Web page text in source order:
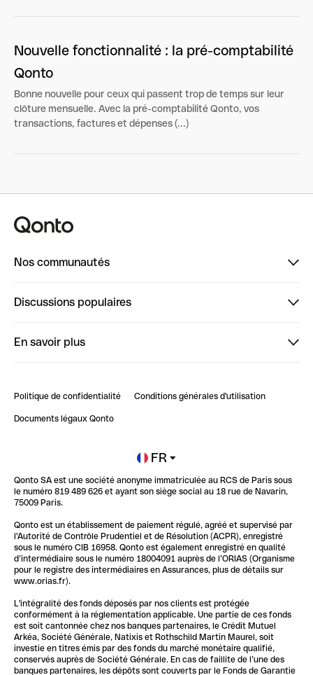
Nouvelle fonctionnalité : la pré-comptabilité
Qonto
Bonne nouvelle pour ceux qui passent trop de temps sur leur
clôture mensuelle. Avec la pré-comptabilité Qonto, vos
transactions, factures et dépenses (...)
Nos communautés
ClubQonto
Discussions populaires
Impact de l'IA sur les carrières/productivité
En savoir plus
Blog
Newsroom
Glossaire finance
Politique de confidentialité Conditions générales d'utilisation
Documents légaux Qonto
FR
Qonto SA est une société anonyme immatriculée au RCS de Paris sous
le numéro 819 489 626 et ayant son siège social au 18 rue de Navarin,
75009 Paris.
Qonto est un établissement de paiement régulé, agréé et supervisé par
l'Autorité de Contrôle Prudentiel et de Résolution (ACPR), enregistré
sous le numéro CIB 16958. Qonto est également enregistré en qualité
d’intermédiaire sous le numéro 18004091 auprès de l’ORIAS (Organisme
pour le registre des intermédiaires en Assurances, plus de détails sur
www.orias.fr).
L'intégralité des fonds déposés par nos clients est protégée
conformément à la réglementation applicable. Une partie de ces fonds
est soit cantonnée chez nos banques partenaires, le Crédit Mutuel
Arkéa, Société Générale, Natixis et Rothschild Martin Maurel, soit
investie en titres émis par des fonds du marché monétaire qualifié,
conservés auprès de Société Générale. En cas de faillite de l’une des
banques partenaires, les dépôts sont couverts par le Fonds de Garantie